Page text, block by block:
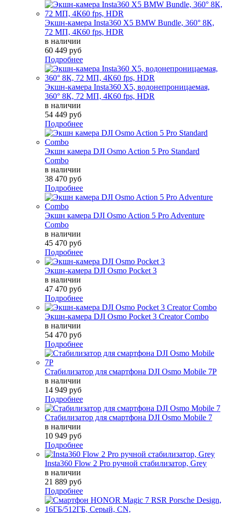
Экшн-камера Insta360 X5 BMW Bundle, 360° 8К,
72 МП, 4К60 fps, HDR
в наличии
60 449 руб
Подробнее
Экшн-камера Insta360 X5, водонепроницаемая,
360° 8К, 72 МП, 4К60 fps, HDR
в наличии
54 449 руб
Подробнее
Экшн камера DJI Osmo Action 5 Pro Standard
Combo
в наличии
38 470 руб
Подробнее
Экшн камера DJI Osmo Action 5 Pro Adventure
Combo
в наличии
45 470 руб
Подробнее
Экшн-камера DJI Osmo Pocket 3
в наличии
47 470 руб
Подробнее
Экшн-камера DJI Osmo Pocket 3 Creator Combo
в наличии
54 470 руб
Подробнее
Стабилизатор для смартфона DJI Osmo Mobile 7P
в наличии
14 949 руб
Подробнее
Стабилизатор для смартфона DJI Osmo Mobile 7
в наличии
10 949 руб
Подробнее
Insta360 Flow 2 Pro ручной стабилизатор, Grey
в наличии
21 889 руб
Подробнее